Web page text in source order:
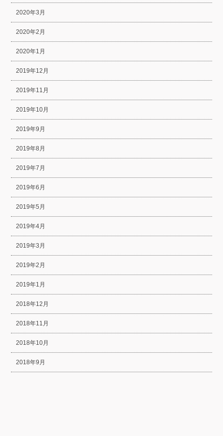
2020年3月
2020年2月
2020年1月
2019年12月
2019年11月
2019年10月
2019年9月
2019年8月
2019年7月
2019年6月
2019年5月
2019年4月
2019年3月
2019年2月
2019年1月
2018年12月
2018年11月
2018年10月
2018年9月